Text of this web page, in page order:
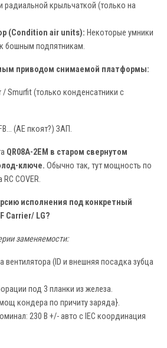
радиальной крыльчаткой (только на
(Condition air units): Некоторые умники
бошным подпятникам.
приводом снимаемой платформы:
/ Smurfit (только конденсатники с
(AE пкоят?) ЗАП.
QR08A-2EM в старом свернутом
ключе. Обычно так, тут мощность по
COVER.
исполнения под конкретный
Carrier/ LG?
заменяемости:
(ID и внешняя посадка зубца
под 3 планки из железа.
кондера по причиту заряда}.
230 В +/- авто с IEC координация